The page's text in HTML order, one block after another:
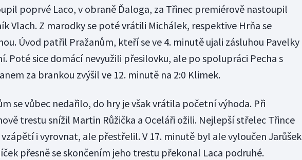
poprvé Laco, v obraně Ďaloga, za Třinec premiérově nastoupil
Vlach. Z marodky se poté vrátili Michálek, respektive Hrňa se
Úvod patřil Pražanům, kteří se ve 4. minutě ujali zásluhou Pavelky
Poté sice domácí nevyužili přesilovku, ale po spolupráci Pecha s
za brankou zvýšil ve 12. minutě na 2:0 Klimek.
se vůbec nedařilo, do hry je však vrátila početní výhoda. Při
trestu snížil Martin Růžička a Oceláři ožili. Nejlepší střelec Třince
i vyrovnat, ale přestřelil. V 17. minutě byl ale vyloučen Jarůšek
přesně se skončením jeho trestu překonal Laca podruhé.